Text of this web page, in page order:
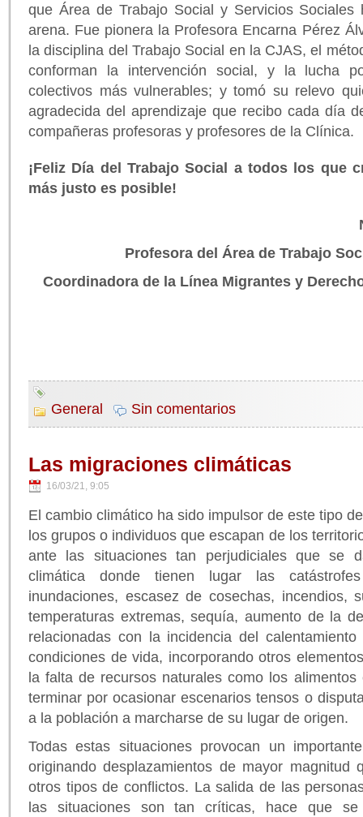
que Área de Trabajo Social y Servicios
arena. Fue pionera la Profesora Encarna Pérez
la disciplina del Trabajo Social en la CJAS, el
conforman la intervención social, y la lucha
colectivos más vulnerables; y tomó su relevo
agradecida del aprendizaje que recibo cada día
compañeras profesoras y profesores de la Clínica.
¡Feliz Día del Trabajo Social a todos los que
más justo es posible!
Profesora del Área de Trabajo
Coordinadora de la Línea Migrantes y
General Sin comentarios
Las migraciones climáticas
16/03/21, 9:05
El cambio climático ha sido impulsor de este tipo
los grupos o individuos que escapan de los
ante las situaciones tan perjudiciales que se
climática donde tienen lugar las
inundaciones, escasez de cosechas, incendios,
temperaturas extremas, sequía, aumento de la
relacionadas con la incidencia del
condiciones de vida, incorporando otros
la falta de recursos naturales como los
terminar por ocasionar escenarios tensos o
a la población a marcharse de su lugar de origen.
Todas estas situaciones provocan un
originando desplazamientos de mayor magnitud
otros tipos de conflictos. La salida de las
las situaciones son tan críticas, hace que se